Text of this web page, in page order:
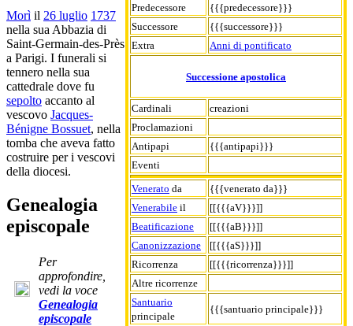
Predecessore
{{{predecessore}}}
Successore
{{{successore}}}
Extra
Anni di pontificato
Successione apostolica
Cardinali
creazioni
Proclamazioni
Antipapi
{{{antipapi}}}
Eventi
Venerato da
{{{venerato da}}}
Venerabile il
[[{{{aV}}}]]
Beatificazione
[[{{{aB}}}]]
Canonizzazione
[[{{{aS}}}]]
Ricorrenza
[[{{{ricorrenza}}}]]
Altre ricorrenze
Santuario
principale
{{{santuario principale}}}
Morì il 26 luglio 1737
nella sua Abbazia di
Saint-Germain-des-Près
a Parigi. I funerali si
tennero nella sua
cattedrale dove fu
sepolto accanto al
vescovo Jacques-
Bénigne Bossuet, nella
tomba che aveva fatto
costruire per i vescovi
della diocesi.
Genealogia
episcopale
Per
approfondire,
vedi la voce
Genealogia
episcopale